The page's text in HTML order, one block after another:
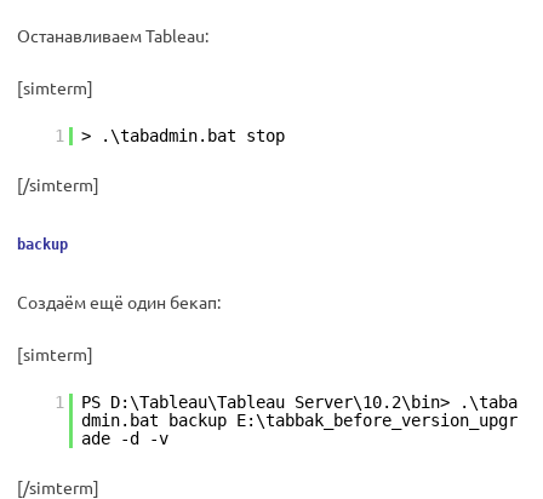
Останавливаем Tableau:
[simterm]
1 > .\tabadmin.bat stop
[/simterm]
backup
Создаём ещё один бекап:
[simterm]
1
PS D:\Tableau\Tableau Server\10.2\bin> .\taba
dmin.bat backup E:\tabbak_before_version_upgr
ade -d -v
[/simterm]